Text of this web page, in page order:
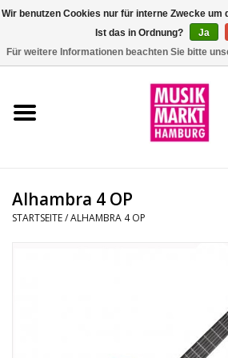
Aktion
Drums
Alhambra 4 OP
STARTSEITE/ALHAMBRA 4 OP
Wir benutzen Cookies nur für interne Zwecke um
Ist das in Ordnung?
Ja
Für weitere Informationen beachten Sie bitte